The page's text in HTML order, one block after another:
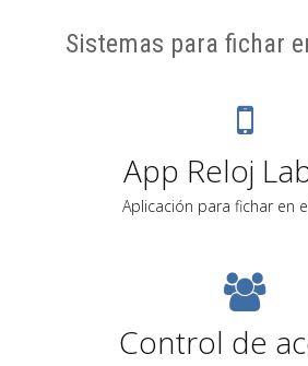
Sistemas para fichar
App Reloj
Aplicación para fichar en
Control de